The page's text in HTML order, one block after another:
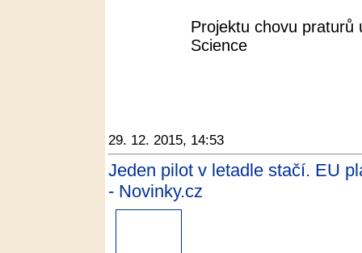
Projektu chovu praturů
Science
29. 12. 2015, 14:53
Jeden pilot v letadle stačí. EU
- Novinky.cz